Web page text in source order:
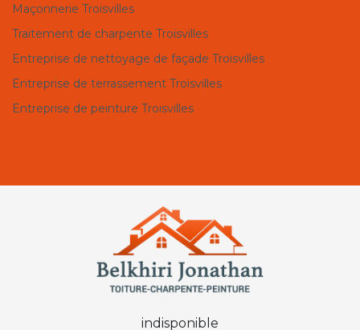
Maçonnerie Troisvilles
Traitement de charpente Troisvilles
Entreprise de nettoyage de façade Troisvilles
Entreprise de terrassement Troisvilles
Entreprise de peinture Troisvilles
indisponible